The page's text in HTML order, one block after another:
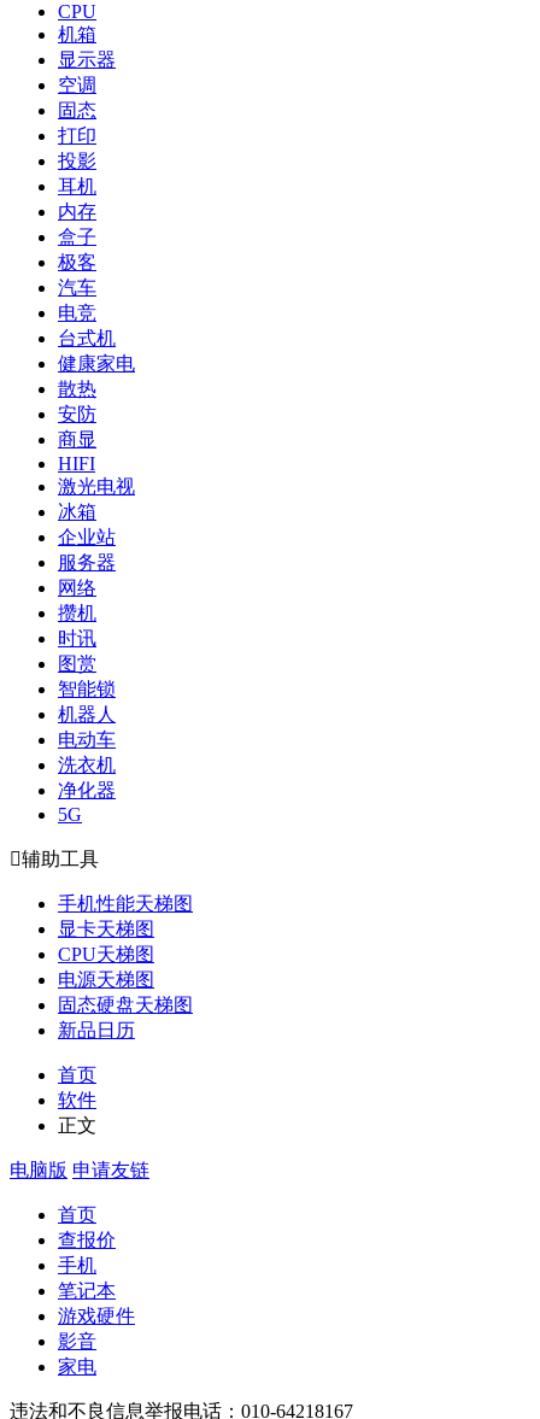
CPU
机箱
显示器
空调
固态
打印
投影
耳机
内存
盒子
极客
汽车
电竞
台式机
健康家电
散热
安防
商显
HIFI
激光电视
冰箱
企业站
服务器
网络
攒机
时讯
图赏
智能锁
机器人
电动车
洗衣机
净化器
5G
辅助工具
手机性能天梯图
显卡天梯图
CPU天梯图
电源天梯图
固态硬盘天梯图
新品日历
首页
软件
正文
电脑版 申请友链
首页
查报价
手机
笔记本
游戏硬件
影音
家电
违法和不良信息举报电话：010-64218167